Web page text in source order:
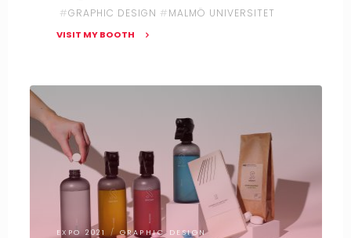
#GRAPHIC DESIGN #MALMÖ UNIVERSITET
VISIT MY BOOTH
–
Nordics"
EXPO 2021 / GRAPHIC DESIGN